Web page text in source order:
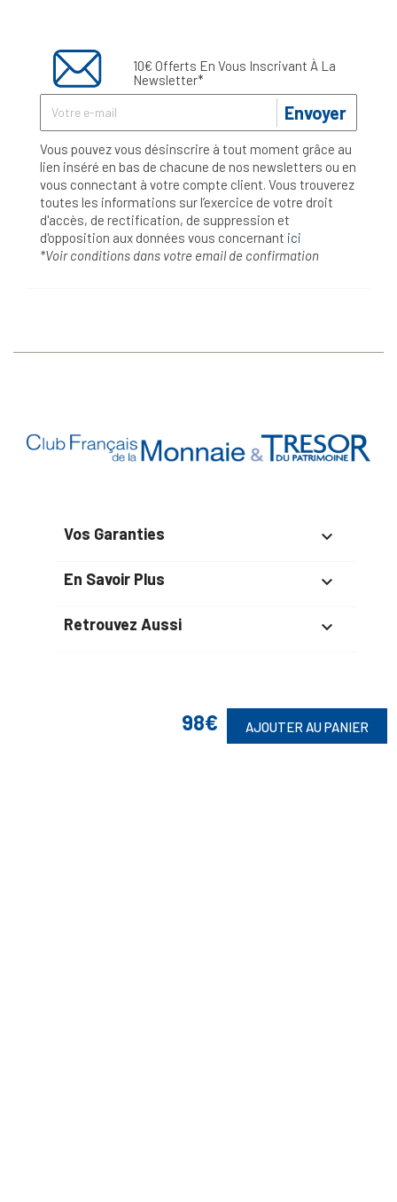
98€ AJOUTER AU PANIER
10€ Offerts En Vous Inscrivant À La
Newsletter*
Envoyer
Vous pouvez vous désinscrire à tout moment grâce au
lien inséré en bas de chacune de nos newsletters ou en
vous connectant à votre compte client. Vous trouverez
toutes les informations sur l’exercice de votre droit
d'accès, de rectification, de suppression et
d'opposition aux données vous concernant ici
*Voir conditions dans votre email de confirmation
Vos Garanties 
En Savoir Plus 
Retrouvez Aussi 
Suivez-Nous